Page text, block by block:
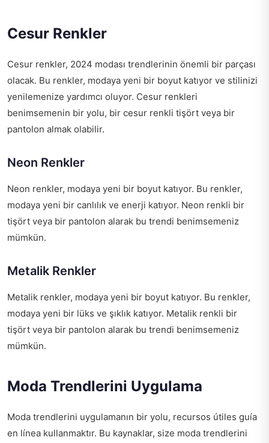
Cesur Renkler
Cesur renkler, 2024 modası trendlerinin önemli bir parçası
olacak. Bu renkler, modaya yeni bir boyut katıyor ve stilinizi
yenilemenize yardımcı oluyor. Cesur renkleri
benimsemenin bir yolu, bir cesur renkli tişört veya bir
pantolon almak olabilir.
Neon Renkler
Neon renkler, modaya yeni bir boyut katıyor. Bu renkler,
modaya yeni bir canlılık ve enerji katıyor. Neon renkli bir
tişört veya bir pantolon alarak bu trendi benimsemeniz
mümkün.
Metalik Renkler
Metalik renkler, modaya yeni bir boyut katıyor. Bu renkler,
modaya yeni bir lüks ve şıklık katıyor. Metalik renkli bir
tişört veya bir pantolon alarak bu trendi benimsemeniz
mümkün.
Moda Trendlerini Uygulama
Moda trendlerini uygulamanın bir yolu, recursos útiles guía
en línea kullanmaktır. Bu kaynaklar, size moda trendlerini